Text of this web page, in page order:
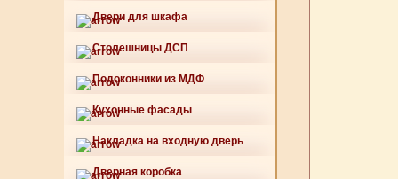
Двери для шкафа
Столешницы ДСП
Подоконники из МДФ
Кухонные фасады
Накладка на входную дверь
Дверная коробка